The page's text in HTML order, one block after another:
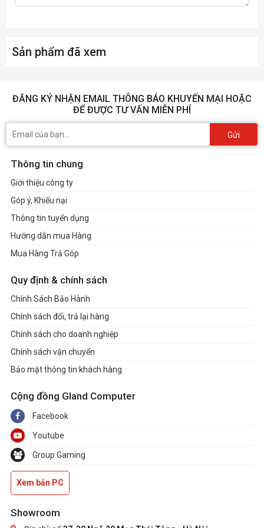
BLUETOOTH
Supports 802.11 a/ b/ g/ n/ ac/ ax
Supports Bluetooth®5.2**
AUDIO
INTERNAL
I/O
1x CPU Fan
1x Pump Fan
2x Front Panel (JFP)
1x Front Audio (JAUD)
Sản phẩm đã xem
ĐĂNG KÝ NHẬN EMAIL THÔNG BÁO KHUYẾN MẠI HOẶC
ĐỂ ĐƯỢC TƯ VẤN MIỄN PHÍ
Gửi
Thông tin chung
Giới thiệu công ty
Góp ý, Khiếu nại
Thông tin tuyển dụng
Hướng dẫn mua Hàng
Mua Hàng Trả Góp
Quy định & chính sách
Chính Sách Bảo Hành
Chính sách đổi, trả lại hàng
Chính sách cho doanh nghiệp
Chính sách vận chuyển
Bảo mật thông tin khách hàng
Cộng đồng Gland Computer
Facebook
Youtube
Group Gaming
Xem bản PC
Showroom